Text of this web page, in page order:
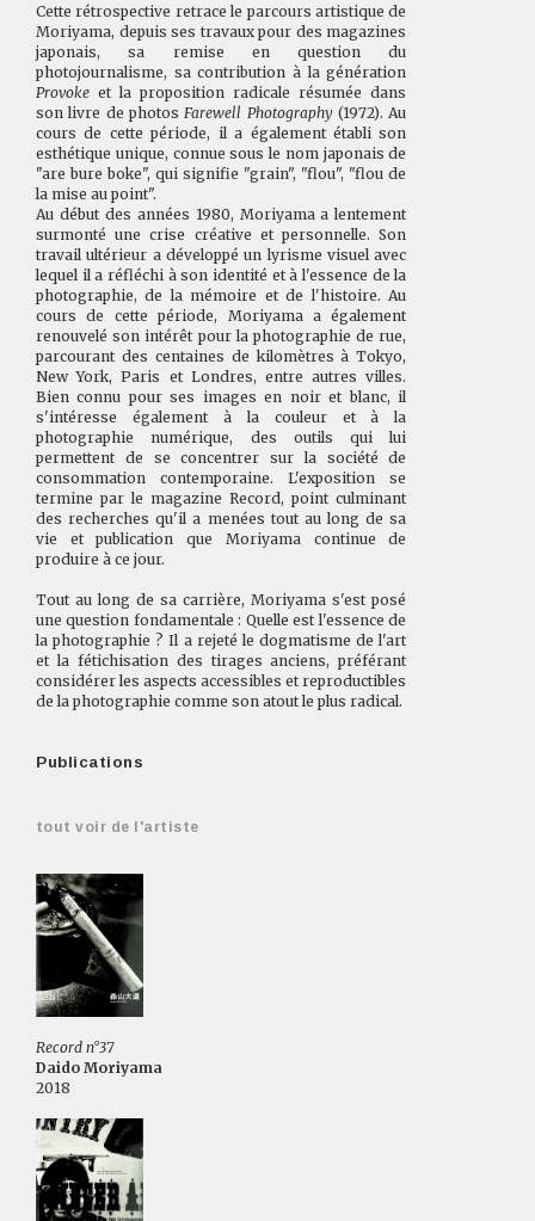
Cette rétrospective retrace le parcours artistique de
Moriyama, depuis ses travaux pour des magazines
japonais, sa remise en question du
photojournalisme, sa contribution à la génération
Provoke et la proposition radicale résumée dans
son livre de photos Farewell Photography(1972). Au
cours de cette période, il a également établi son
esthétique unique, connue sous le nom japonais de
"are bure boke", qui signifie "grain", "flou", "flou de
la mise au point".
Au début des années 1980, Moriyama a lentement
surmonté une crise créative et personnelle. Son
travail ultérieur a développé un lyrisme visuel avec
lequel il a réfléchi à son identité et à l'essence de la
photographie, de la mémoire et de l'histoire. Au
cours de cette période, Moriyama a également
renouvelé son intérêt pour la photographie de rue,
parcourant des centaines de kilomètres à Tokyo,
New York, Paris et Londres, entre autres villes.
Bien connu pour ses images en noir et blanc, il
s'intéresse également à la couleur et à la
photographie numérique, des outils qui lui
permettent de se concentrer sur la société de
consommation contemporaine. L'exposition se
termine par le magazine Record, point culminant
des recherches qu'il a menées tout au long de sa
vie et publication que Moriyama continue de
produire à ce jour.
Tout au long de sa carrière, Moriyama s'est posé
une question fondamentale : Quelle est l'essence de
la photographie ? Il a rejeté le dogmatisme de l'art
et la fétichisation des tirages anciens, préférant
considérer les aspects accessibles et reproductibles
de la photographie comme son atout le plus radical.
Publications
tout voir de l'artiste
Record n°37
Daido Moriyama
2018